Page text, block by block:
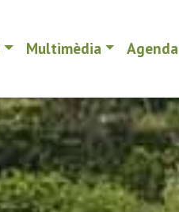
Multimèdia Agenda